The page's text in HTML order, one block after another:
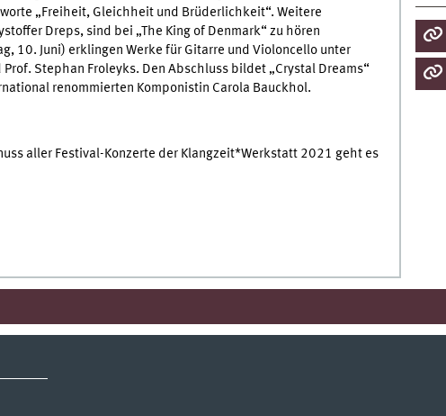
„Freiheit, Gleichheit und Brüderlichkeit“. Weitere
Dreps, sind bei „The King of Denmark“ zu hören
10. Juni) erklingen Werke für Gitarre und Violoncello unter
Stephan Froleyks. Den Abschluss bildet „Crystal Dreams“
renommierten Komponistin Carola Bauckhol.
aller Festival-Konzerte der Klangzeit*Werkstatt 2021 geht es